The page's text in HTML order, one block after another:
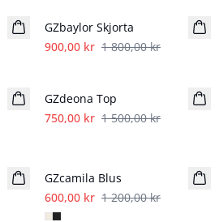
GZbaylor Skjorta
900,00 kr 1 800,00 kr
GZdeona Top
750,00 kr 1 500,00 kr
GZcamila Blus
600,00 kr 1 200,00 kr